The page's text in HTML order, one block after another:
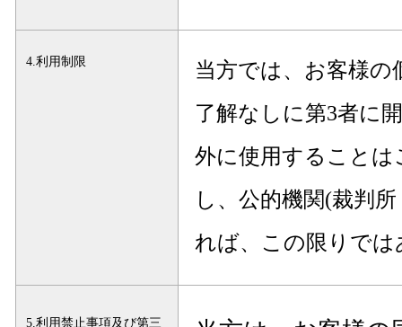
4.利用制限
当方では、お客様の
了解なしに第3者に
外に使用すること
し、公的機関(裁判
れば、この限りで
5.利用禁止事項及び第三